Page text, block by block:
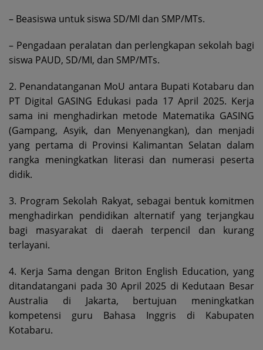
– Beasiswa untuk siswa SD/MI dan SMP/MTs.
– Pengadaan peralatan dan perlengkapan sekolah bagi
siswa PAUD, SD/MI, dan SMP/MTs.
2. Penandatanganan MoU antara Bupati Kotabaru dan
PT Digital GASING Edukasi pada 17 April 2025. Kerja
sama ini menghadirkan metode Matematika GASING
(Gampang, Asyik, dan Menyenangkan), dan menjadi
yang pertama di Provinsi Kalimantan Selatan dalam
rangka meningkatkan literasi dan numerasi peserta
didik.
3. Program Sekolah Rakyat, sebagai bentuk komitmen
menghadirkan pendidikan alternatif yang terjangkau
bagi masyarakat di daerah terpencil dan kurang
terlayani.
4. Kerja Sama dengan Briton English Education, yang
ditandatangani pada 30 April 2025 di Kedutaan Besar
Australia di Jakarta, bertujuan meningkatkan
kompetensi guru Bahasa Inggris di Kabupaten
Kotabaru.